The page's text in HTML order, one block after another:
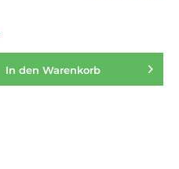
In den Warenkorb